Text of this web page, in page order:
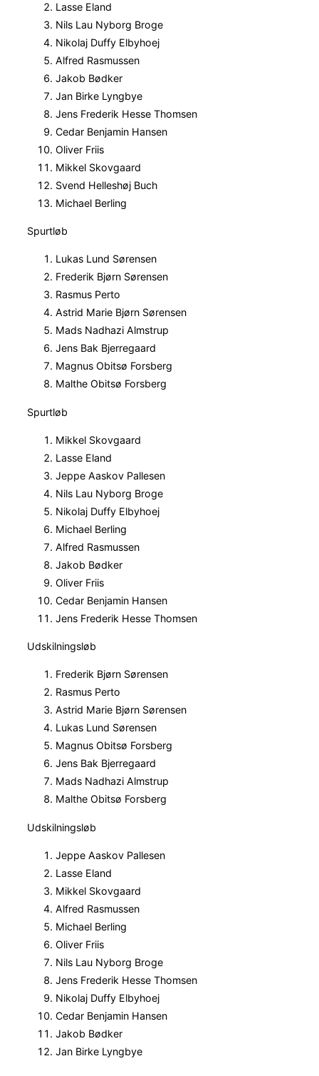
Lasse Eland
Nils Lau Nyborg Broge
Nikolaj Duffy Elbyhoej
Alfred Rasmussen
Jakob Bødker
Jan Birke Lyngbye
Jens Frederik Hesse Thomsen
Cedar Benjamin Hansen
Oliver Friis
Mikkel Skovgaard
Svend Helleshøj Buch
Michael Berling
Spurtløb
Lukas Lund Sørensen
Frederik Bjørn Sørensen
Rasmus Perto
Astrid Marie Bjørn Sørensen
Mads Nadhazi Almstrup
Jens Bak Bjerregaard
Magnus Obitsø Forsberg
Malthe Obitsø Forsberg
Spurtløb
Mikkel Skovgaard
Lasse Eland
Jeppe Aaskov Pallesen
Nils Lau Nyborg Broge
Nikolaj Duffy Elbyhoej
Michael Berling
Alfred Rasmussen
Jakob Bødker
Oliver Friis
Cedar Benjamin Hansen
Jens Frederik Hesse Thomsen
Udskilningsløb
Frederik Bjørn Sørensen
Rasmus Perto
Astrid Marie Bjørn Sørensen
Lukas Lund Sørensen
Magnus Obitsø Forsberg
Jens Bak Bjerregaard
Mads Nadhazi Almstrup
Malthe Obitsø Forsberg
Udskilningsløb
Jeppe Aaskov Pallesen
Lasse Eland
Mikkel Skovgaard
Alfred Rasmussen
Michael Berling
Oliver Friis
Nils Lau Nyborg Broge
Jens Frederik Hesse Thomsen
Nikolaj Duffy Elbyhoej
Cedar Benjamin Hansen
Jakob Bødker
Jan Birke Lyngbye